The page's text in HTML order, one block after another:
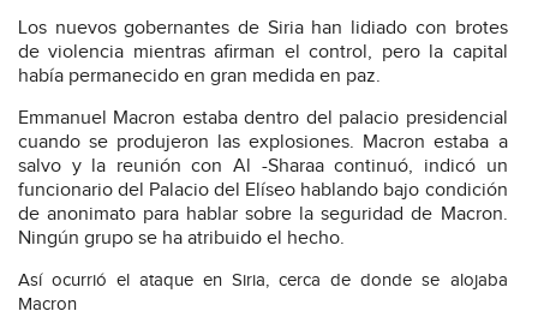
Los nuevos gobernantes de Siria han lidiado con brotes
de violencia mientras afirman el control, pero la capital
había permanecido en gran medida en paz.
Emmanuel Macron estaba dentro del palacio presidencial
cuando se produjeron las explosiones. Macron estaba a
salvo y la reunión con Al -Sharaa continuó, indicó un
funcionario del Palacio del Elíseo hablando bajo condición
de anonimato para hablar sobre la seguridad de Macron.
Ningún grupo se ha atribuido el hecho.
Así ocurrió el ataque en Siria, cerca de donde se alojaba
Macron